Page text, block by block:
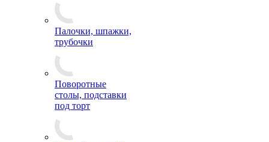
Палочки, шпажки,
трубочки
Поворотные
столы, подставки
под торт